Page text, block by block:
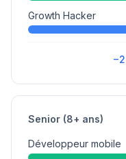
Growth Hacker
Senior (8+ ans)
Développeur mobile